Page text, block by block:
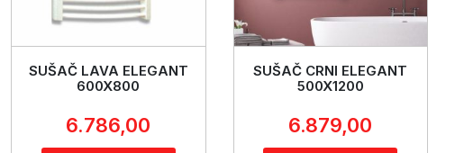
SUŠAČ LAVA ELEGANT
600X800
6.786,00
SUŠAČ CRNI ELEGANT
500X1200
6.879,00